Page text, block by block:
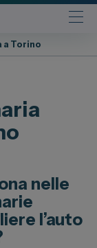
a Torino
nelle
l’auto